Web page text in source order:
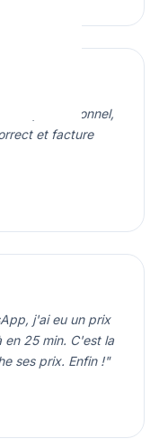
professionnel,
et facture
j'ai eu un prix
en 25 min. C'est la
ses prix. Enfin !"